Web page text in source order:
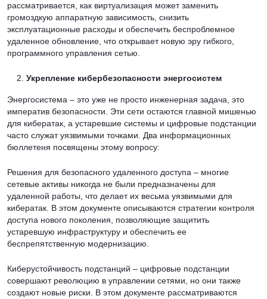
рассматривается, как виртуализация может заменить
громоздкую аппаратную зависимость, снизить
эксплуатационные расходы и обеспечить беспроблемное
удаленное обновление, что открывает новую эру гибкого,
программного управления сетью.
Укрепление кибербезопасности энергосистем
Энергосистема – это уже не просто инженерная задача, это
императив безопасности. Эти сети остаются главной мишенью
для кибератак, а устаревшие системы и цифровые подстанции
часто служат уязвимыми точками. Два информационных
бюллетеня посвящены этому вопросу:
Решения для безопасного удаленного доступа – многие
сетевые активы никогда не были предназначены для
удаленной работы, что делает их весьма уязвимыми для
кибератак. В этом документе описываются стратегии контроля
доступа нового поколения, позволяющие защитить
устаревшую инфраструктуру и обеспечить ее
беспрепятственную модернизацию.
Киберустойчивость подстанций – цифровые подстанции
совершают революцию в управлении сетями, но они также
создают новые риски. В этом документе рассматриваются